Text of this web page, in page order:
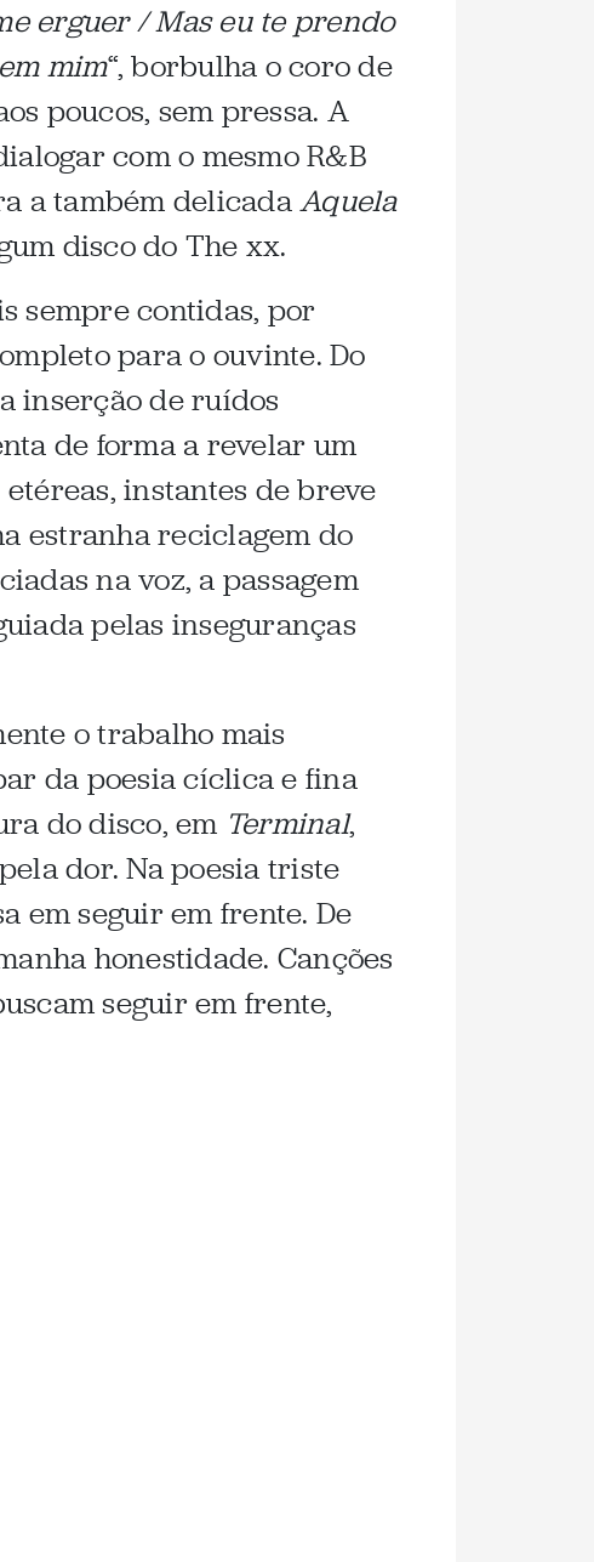
erguer / Mas eu te prendo
mim“, borbulha o coro de
poucos, sem pressa. A
com o mesmo R&B
a também delicadaAquela
disco do The xx.
sempre contidas, por
para o ouvinte. Do
inserção de ruídos
de forma a revelar um
instantes de breve
estranha reciclagem do
na voz, a passagem
pelas inseguranças
o trabalho mais
da poesia cíclica e fina
do disco, em Terminal,
dor. Na poesia triste
em seguir em frente. De
honestidade. Canções
seguir em frente,